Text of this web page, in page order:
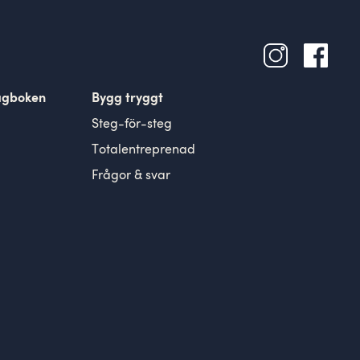
Bygg tryggt
Steg-för-steg
Totalentreprenad
Frågor & svar